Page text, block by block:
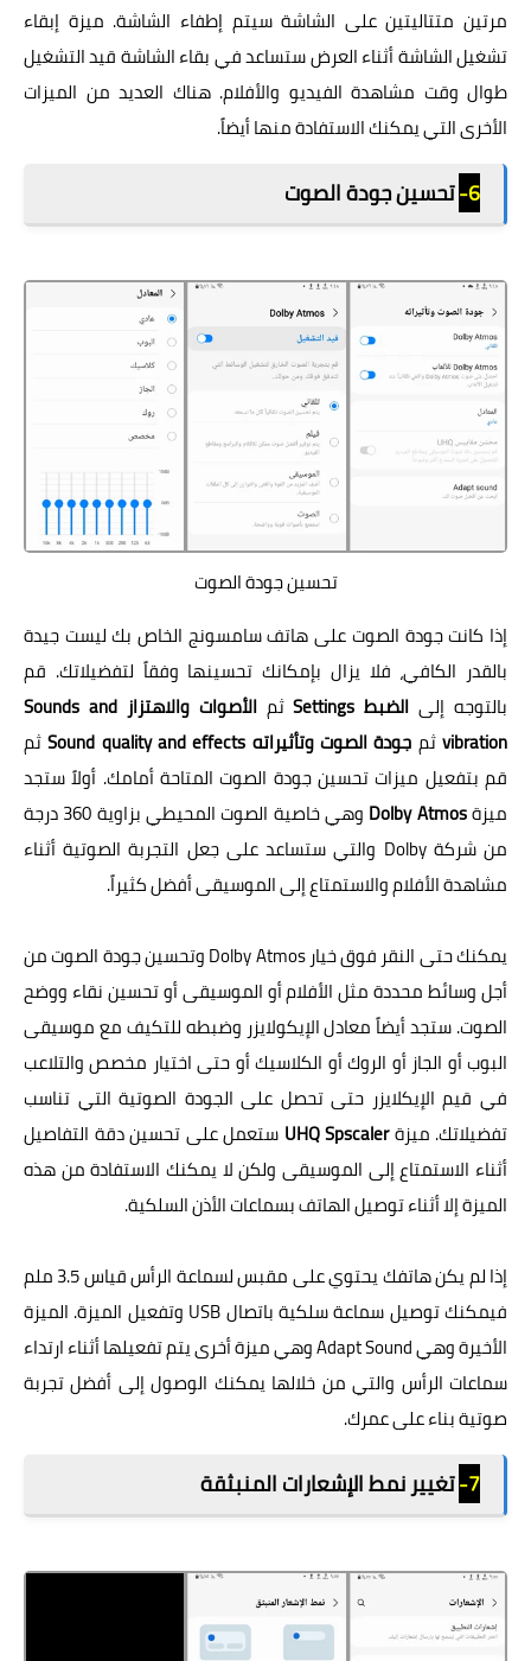
مرتين متتاليتين على الشاشة سيتم إطفاء الشاشة. ميزة إبقاء
تشغيل الشاشة أثناء العرض ستساعد في بقاء الشاشة قيد التشغيل
طوال وقت مشاهدة الفيديو والأفلام. هناك العديد من الميزات
الأخرى التي يمكنك الاستفادة منها أيضاً.
6- تحسين جودة الصوت
تحسين جودة الصوت
إذا كانت جودة الصوت على هاتف سامسونج الخاص بك ليست جيدة
بالقدر الكافي، فلا يزال بإمكانك تحسينها وفقاً لتفضيلاتك. قم
بالتوجه إلى الضبط Settings ثمالأصوات والاهتزاز Sounds and
vibrationثم جودة الصوت وتأثيراته Sound qualityand effects
ثم
قم بتفعيل ميزات تحسين جودة الصوت المتاحة أمامك. أولاً ستجد
ميزةDolby Atmos
وهي خاصية الصوت المحيطي بزاوية 360 درجة
من شركة Dolby والتي ستساعد على جعل التجربة الصوتية أثناء
مشاهدة الأفلام والاستمتاع إلى الموسيقى أفضل كثيراً.
يمكنك حتى النقر فوق خيار Dolby Atmos وتحسين جودة الصوت من
أجل وسائط محددة مثل الأفلام أو الموسيقى أو تحسين نقاء ووضح
الصوت. ستجد أيضاً معادل الإيكولايزر وضبطه للتكيف مع موسيقى
البوب أو الجاز أو الروك أو الكلاسيك أو حتى اختيار مخصص والتلاعب
في قيم الإيكلايزر حتى تحصل على الجودة الصوتية التي تناسب
تفضيلاتك. ميزةUHQ Spscaler ستعمل على تحسين دقة التفاصيل
أثناء الاستمتاع إلى الموسيقى ولكن لا يمكنك الاستفادة من هذه
الميزة إلا أثناء توصيل الهاتف بسماعات الأذن السلكية.
إذا لم يكن هاتفك يحتوي على مقبس لسماعة الرأس قياس 3.5 ملم
فيمكنك توصيل سماعة سلكية باتصال USB وتفعيل الميزة. الميزة
الأخيرة وهي Adapt Sound وهي ميزة أخرى يتم تفعيلها أثناء ارتداء
سماعات الرأس والتي من خلالها يمكنك الوصول إلى أفضل تجربة
صوتية بناء على عمرك.
7- تغيير نمط الإشعارات المنبثقة